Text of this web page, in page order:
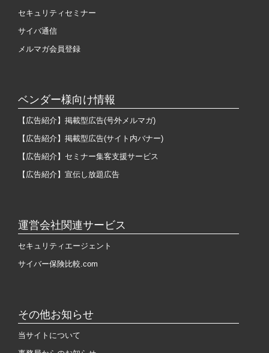
セキュリティセミナー
サイバ通信
メルマガ会員登録
ベンダー様向け情報
【広告紹介】掲載型広告(号外メルマガ)
【広告紹介】掲載型広告(サイト内バナー)
【広告紹介】セミナー集客支援サービス
【広告紹介】宣伝し放題広告
運営会社関連サービス
セキュリティエージェント
サイバー保険比較.com
その他お知らせ
当サイトについて